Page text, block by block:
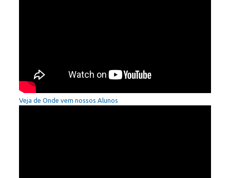
Veja de Onde vem nossos Alunos